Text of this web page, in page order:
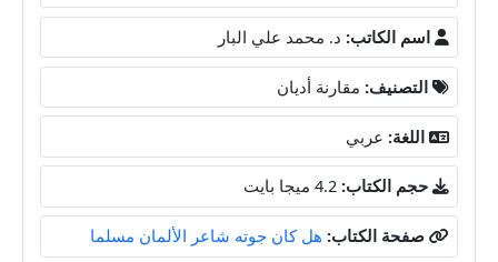
اسم الكاتب: د. محمد علي البار
التصنيف: مقارنة أديان
اللغة: عربي
حجم الكتاب: 4.2 ميجا بايت
صفحة الكتاب: هل كان جوته شاعر الألمان مسلما